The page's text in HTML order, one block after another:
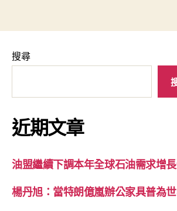
搜尋
近期文章
油盟繼續下調本年全球石油需求增
楊丹旭：當特朗億嵐辦公家具普為